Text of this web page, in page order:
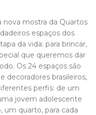
nova mostra da Quartos
espaços dos
da vida: para brincar,
que queremos dar
Os 24 espaços são
decoradores brasileiros,
perfis: de um
jovem adolescente
um quarto, para cada